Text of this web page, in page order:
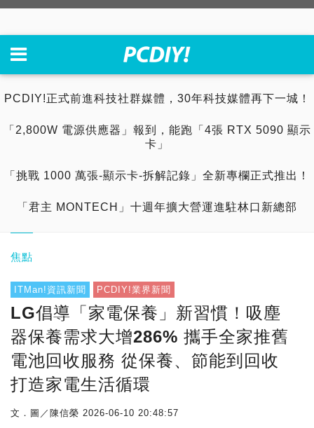
PCDIY!正式前進科技社群媒體，30年科技媒體再下一城！
「2,800W 電源供應器」報到，能跑「4張 RTX 5090 顯示
卡」
「挑戰 1000 萬張-顯示卡-拆解記錄」全新專欄正式推出！
「君主 MONTECH」十週年擴大營運進駐林口新總部
焦點
ITMan!資訊新聞 PCDIY!業界新聞
LG倡導「家電保養」新習慣！吸塵
器保養需求大增286% 攜手全家推舊
電池回收服務 從保養、節能到回收
打造家電生活循環
文．圖／陳信榮 2026-06-10 20:48:57